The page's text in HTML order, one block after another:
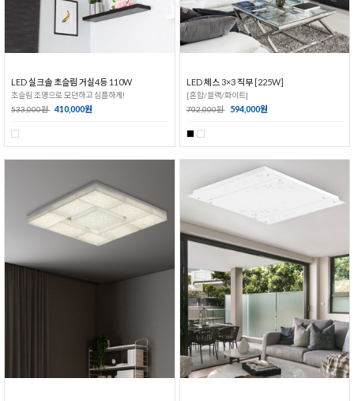
LED 실크솔 초슬림 거실4등 110W
초슬림 조명으로 모던하고 심플하게!
533,000원 410,000원
LED 체스 3×3 직부 [225W]
[혼합/블랙/화이트]
702,000원
594,000원